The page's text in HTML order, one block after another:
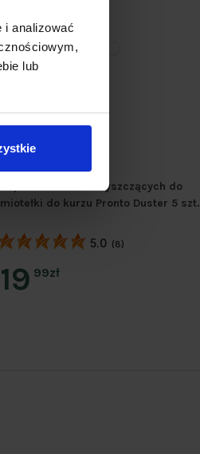
i analizować
lub
Zapas końcówek czyszczących do
miotełki do kurzu Pronto Duster 5 szt.
5.0 (8)
19 99zł